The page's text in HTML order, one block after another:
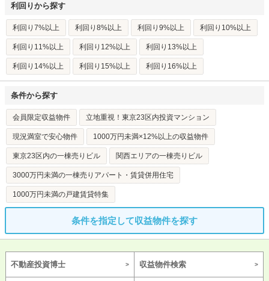
利回りから探す
利回り7%以上 利回り8%以上 利回り9%以上 利回り10%以上
利回り11%以上 利回り12%以上 利回り13%以上
利回り14%以上 利回り15%以上 利回り16%以上
条件から探す
会員限定収益物件 立地重視！東京23区内投資マンション
現況満室で安心物件 1000万円未満×12%以上の収益物件
東京23区内の一棟売りビル 関西エリアの一棟売りビル
3000万円未満の一棟売りアパート・賃貸併用住宅
1000万円未満の戸建賃貸特集
条件を指定して収益物件を探す
不動産投資博士 収益物件検索